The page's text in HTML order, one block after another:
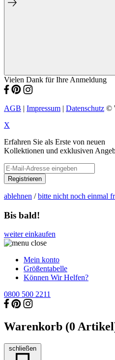
Vielen Dank für Ihre Anmeldung
AGB | Impressum | Datenschutz ©
X
Erfahren Sie als Erste von neuen
Kollektionen und exklusiven
Registrieren
ablehnen /bitte nicht noch einmal
Bis bald!
weiter einkaufen
Mein konto
Größentabelle
Können Wir Helfen?
0800 500 2211
Warenkorb (0
schließen